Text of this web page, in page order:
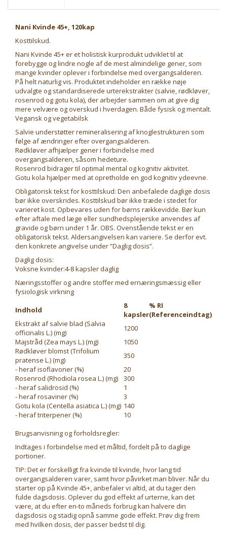
Nani Kvinde 45+, 120kap
Kosttilskud.
Nani Kvinde 45+ er et holistisk kurprodukt udviklet til at
forebygge og lindre nogle af de mest almindelige gener, som
mange kvinder oplever i forbindelse med overgangsalderen.
På helt naturlig vis. Produktet indeholder en række nøje
udvalgte og standardiserede urterekstrakter (salvie, rødkløver,
rosenrod og gotu kola), der arbejder sammen om at give dig
mere velvære og overskud i hverdagen. Både fysisk og mentalt.
Vegansk og vegetabilsk
Salvie understøtter remineralisering af knoglestrukturen som
følge af ændringer efter overgangsalderen.
Rødkløver afhjælper gener i forbindelse med
overgangsalderen, såsom hedeture.
Rosenrod bidrager til optimal mental og kognitiv aktivitet.
Gotu kola hjælper med at opretholde en god kognitiv ydeevne.
Obligatorisk tekst for kosttilskud: Den anbefalede daglige dosis
bør ikke overskrides. Kosttilskud bør ikke træde i stedet for
varieret kost. Opbevares uden for børns rækkevidde. Bør kun
efter aftale med læge eller sundhedsplejerske anvendes af
gravide og børn under 1 år. OBS. Ovenstående tekst er en
obligatorisk tekst. Aldersangivelsen kan variere. Se derfor evt.
den konkrete angivelse under ”Daglig dosis”.
Daglig dosis:
Voksne kvinder:4-8 kapsler daglig
Næringsstoffer og andre stoffer med ernæringsmæssig eller
fysiologisk virkning
Indhold
8
kapsler
% RI
(Referenceindtag)
Ekstrakt af salvie blad (Salvia
officinalis L.) (mg)
1200
Majstråd (Zea mays L.) (mg)
1050
Rødkløver blomst (Trifolium
pratense L.) (mg)
350
- heraf isoflavoner (%)
20
Rosenrod (Rhodiola rosea L.) (mg)
300
- heraf salidrosid (%)
1
- heraf rosaviner (%)
3
Gotu kola (Centella asiatica L.) (mg) 140
- heraf triterpener (%)
10
Brugsanvisning og forholdsregler:
Indtages i forbindelse med et måltid, fordelt på to daglige
portioner.
TIP: Det er forskelligt fra kvinde til kvinde, hvor lang tid
overgangsalderen varer, samt hvor påvirket man bliver. Når du
starter op på Kvinde 45+, anbefaler vi altid, at du tager den
fulde dagsdosis. Oplever du god effekt af urterne, kan det
være, at du efter en-to måneds forbrug kan halvere din
dagsdosis og stadig opnå samme gode effekt. Prøv dig frem
med hvilken dosis, der passer bedst til dig.